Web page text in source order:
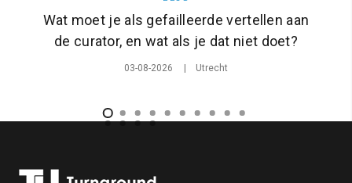
Wat moet je als gefailleerde vertellen aan
de curator, en wat als je dat niet doet?
03-08-2026 Utrecht